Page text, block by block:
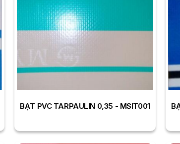
BẠT PVC TARPAULIN 0,35 - MSIT001